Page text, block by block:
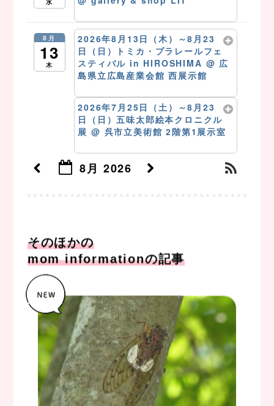
8月
13
木
2026年8月13日（木）～8月23
日（日）トミカ・プラレールフェ
スティバル in HIROSHIMA @ 広
島県立広島産業会館 西展示館
2026年7月25日（土）～8月23
日（日）五味太郎絵本クロニクル
展 @ 呉市立美術館 2階第1展示室
8月 2026
そのほかの
mom informationの記事